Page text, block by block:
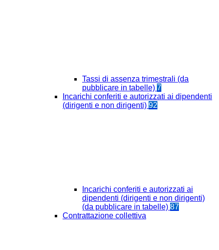
Tassi di assenza trimestrali (da
pubblicare in tabelle) 7
Incarichi conferiti e autorizzati ai dipendenti
(dirigenti e non dirigenti) 92
Incarichi conferiti e autorizzati ai
dipendenti (dirigenti e non dirigenti)
(da pubblicare in tabelle) 87
Contrattazione collettiva